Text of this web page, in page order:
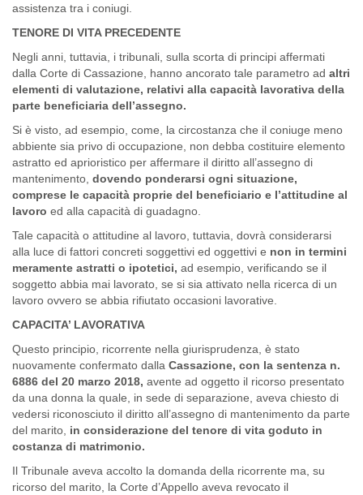
assistenza tra i coniugi.
TENORE DI VITA PRECEDENTE
Negli anni, tuttavia, i tribunali, sulla scorta di principi affermati
dalla Corte di Cassazione, hanno ancorato tale parametro ad altri
elementi di valutazione, relativi alla capacità lavorativa della
parte beneficiaria dell’assegno.
Si è visto, ad esempio, come, la circostanza che il coniuge meno
abbiente sia privo di occupazione, non debba costituire elemento
astratto ed aprioristico per affermare il diritto all’assegno di
mantenimento, dovendo ponderarsi ogni situazione,
comprese le capacità proprie del beneficiario e l’attitudine al
lavoro ed alla capacità di guadagno.
Tale capacità o attitudine al lavoro, tuttavia, dovrà considerarsi
alla luce di fattori concreti soggettivi ed oggettivi e non in termini
meramente astratti o ipotetici, ad esempio, verificando se il
soggetto abbia mai lavorato, se si sia attivato nella ricerca di un
lavoro ovvero se abbia rifiutato occasioni lavorative.
CAPACITA’ LAVORATIVA
Questo principio, ricorrente nella giurisprudenza, è stato
nuovamente confermato dalla Cassazione, con la sentenza n.
6886 del 20 marzo 2018, avente ad oggetto il ricorso presentato
da una donna la quale, in sede di separazione, aveva chiesto di
vedersi riconosciuto il diritto all’assegno di mantenimento da parte
del marito, in considerazione del tenore di vita goduto in
costanza di matrimonio.
Il Tribunale aveva accolto la domanda della ricorrente ma, su
ricorso del marito, la Corte d’Appello aveva revocato il